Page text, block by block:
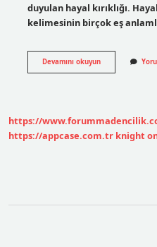
duyulan hayal kırıklığı.
kelimesinin birçok eş
Devamını okuyunHayal
Kırıklığı
https://
https://appcase.com.tr knight